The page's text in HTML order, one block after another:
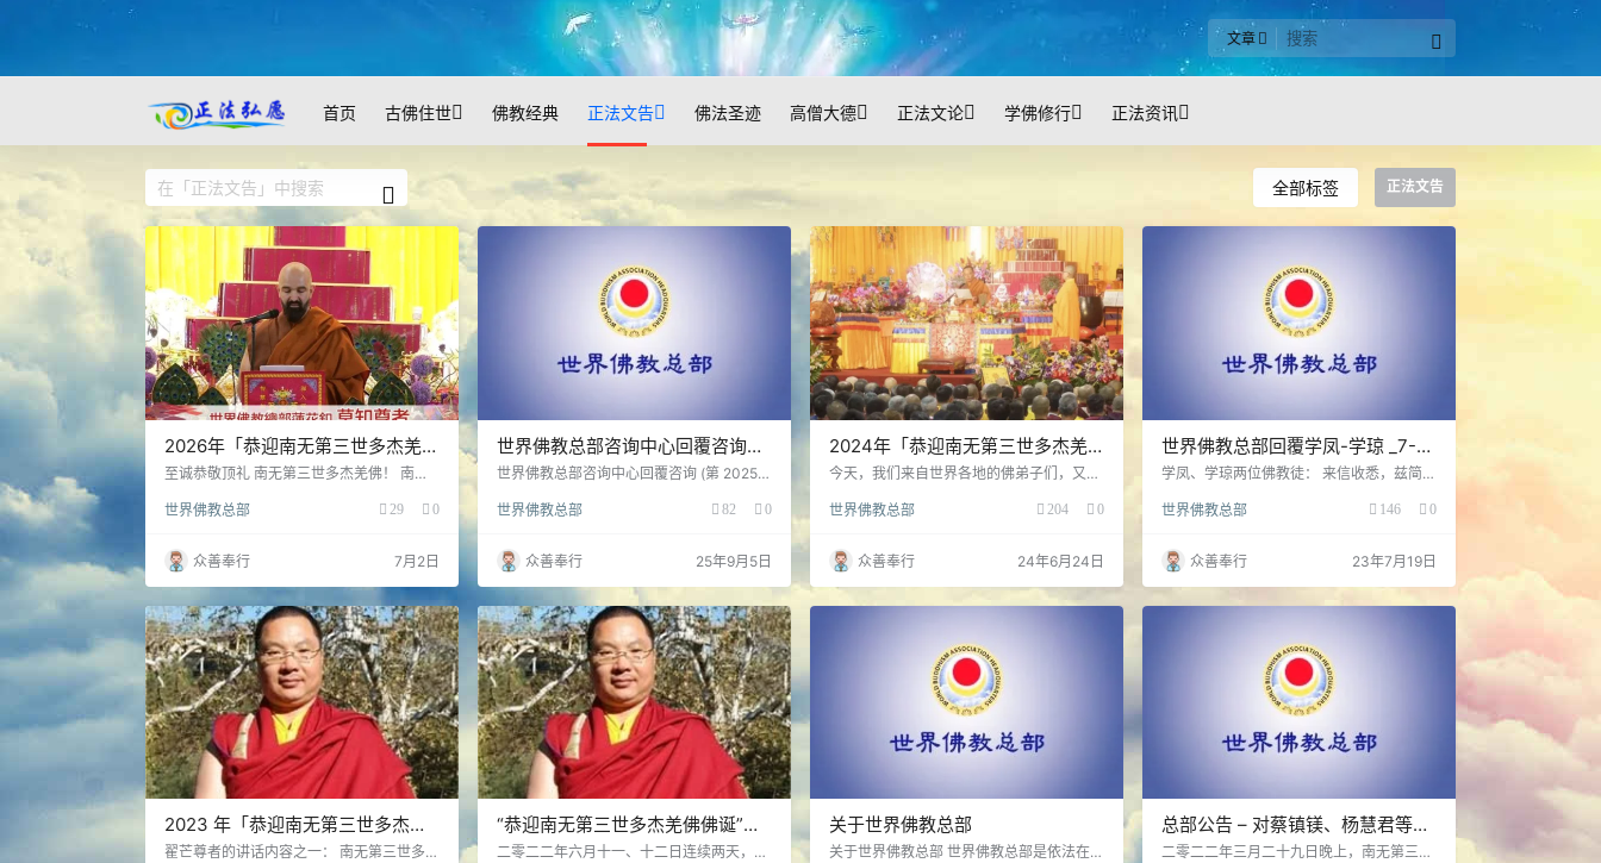
文章
首页 古佛住世 佛教经典 正法文告 佛法圣迹 高僧大德 正法文论 学佛修行 正法资讯
全部标签 正法文告
2026年「恭迎南无第三世多杰羌佛
佛诞」法会上世界佛教总部莲花釦
至诚恭敬顶礼 南无第三世多杰羌佛！ 南无
十方一切诸佛、金刚、菩萨、空行、护法
的心齐聚一堂，共同恭迎南无第三世多杰羌
佛佛诞。值此殊胜吉祥之日，我们至诚感念
南无第三世多杰羌佛为众生带来伟大的佛法
与五明成就，我们也无比感恩得此殊胜因
缘，得以恭闻正法，学习《南无第三世多杰
羌佛经藏总集》这一无上珍贵之法宝！ 佛弟
子们皆深知，学佛…
世界佛教总部 29 0
众善奉行 7月2日
世界佛教总部咨询中心回覆咨询
(第 20250904 号)
世界佛教总部咨询中心回覆咨询 (第 20250
的“正法佛堂”的布置，第三世多杰羌佛办公
五号公告（2010 年 9 月 1 日）都有详细而
正确的解 说，希望你们能够认真阅读，真正
理解。 如果因缘具足，比如说家里有一间合
适的房间，附近也有具资格的建堂师，个人
的经济能力也能够负担相应的佛具费用，则
可以布置一…
世界佛教总部 82 0
众善奉行 25年9月5日
2024年「恭迎南无第三世多杰羌
佛佛诞」法会上翟芒尊者的讲话
今天，我们来自世界各地的佛弟子们，又齐
怀南无第三世多杰羌佛的无比功德，感恩南
有的伟大佛法和五明成就！
世界佛教总部 204 0
众善奉行 24年6月24日
世界佛教总部回覆学凤-学琼 _7-
19-2023
学凤、学琼两位佛教徒： 来信收悉，兹简覆
格传南无第三世多杰羌佛的《解脱大手
《解脱大手印》，只有两个途径：其一，按
照第三世多杰羌佛办公室第十四号公告公布
的精简版内容学习；其二，到世界佛教总部
圣迹寺学习完整的《解脱大手印》。除此两
骗子邪师！编造咒语更是罪大恶极，必堕地
狱。 第三，佛陀教导…
世界佛教总部 146 0
众善奉行 23年7月19日
2023 年「恭迎南无第三世多杰羌
佛佛诞」法会上翟芒尊者及证达教
翟芒尊者的讲话内容之一： 南无第三世多杰
“恭迎南无第三世多杰羌佛佛诞”法
会上翟芒尊者及证达教尊的讲话
二零二二年六月十一、十二日连续两天，圣
关于世界佛教总部
关于世界佛教总部 世界佛教总部是依法在美
总部公告 – 对蔡镇镁、杨慧君等人
行为不端的处理决定
二零二二年三月二十九日晚上，南无第三世